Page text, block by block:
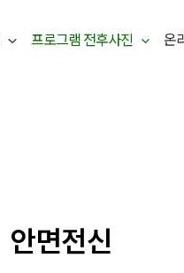
프로그램 전후사진 온
안면전신